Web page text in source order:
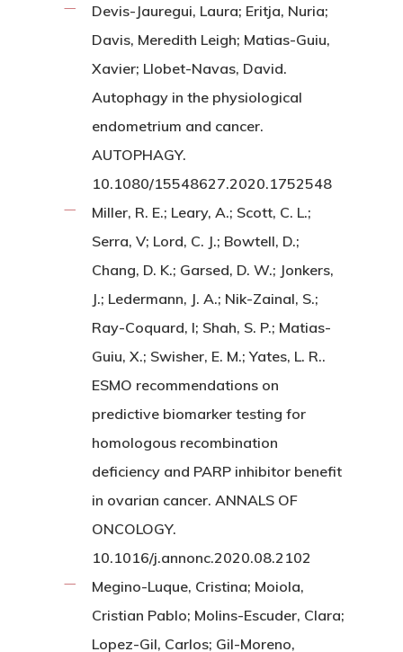
Devis-Jauregui, Laura; Eritja, Nuria;
Davis, Meredith Leigh; Matias-Guiu,
Xavier; Llobet-Navas, David.
Autophagy in the physiological
endometrium and cancer.
AUTOPHAGY.
10.1080/15548627.2020.1752548
Miller, R. E.; Leary, A.; Scott, C. L.;
Serra, V; Lord, C. J.; Bowtell, D.;
Chang, D. K.; Garsed, D. W.; Jonkers,
J.; Ledermann, J. A.; Nik-Zainal, S.;
Ray-Coquard, I; Shah, S. P.; Matias-
Guiu, X.; Swisher, E. M.; Yates, L. R..
ESMO recommendations on
predictive biomarker testing for
homologous recombination
deficiency and PARP inhibitor benefit
in ovarian cancer. ANNALS OF
ONCOLOGY.
10.1016/j.annonc.2020.08.2102
Megino-Luque, Cristina; Moiola,
Cristian Pablo; Molins-Escuder, Clara;
Lopez-Gil, Carlos; Gil-Moreno,